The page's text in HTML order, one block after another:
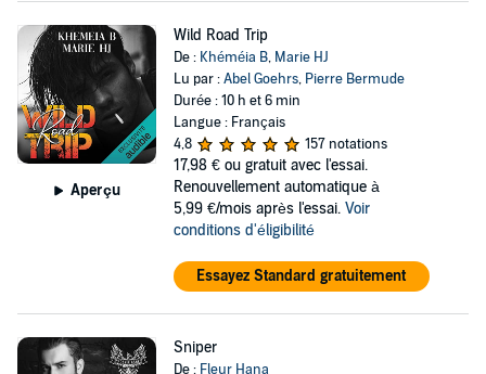
Aperçu
Wild Road Trip
De : Khéméia B, Marie HJ
Lu par :Abel Goehrs, Pierre Bermude
Durée : 10 h et 6 min
Langue : Français
4,8
157 notations
17,98 € ou gratuit avec l'essai.
Renouvellement automatique à
5,99 €/mois après l'essai. Voir
conditions d'éligibilité
Essayez Standard gratuitement
Sniper
De : Fleur Hana